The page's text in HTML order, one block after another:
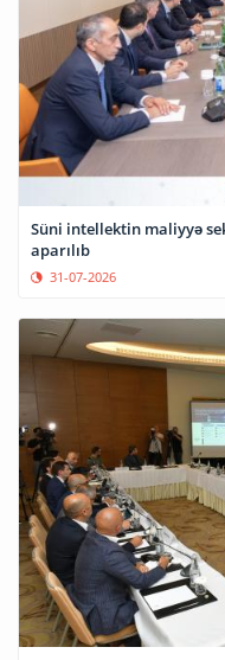
Süni intellektin maliyyə
aparılıb
31-07-2026